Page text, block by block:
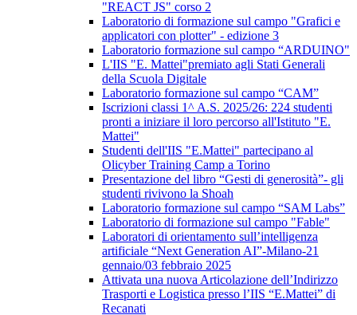
"REACT JS" corso 2
Laboratorio di formazione sul campo "Grafici e
applicatori con plotter" - edizione 3
Laboratorio formazione sul campo “ARDUINO"
L'IIS "E. Mattei"premiato agli Stati Generali
della Scuola Digitale
Laboratorio formazione sul campo “CAM”
Iscrizioni classi 1^ A.S. 2025/26: 224 studenti
pronti a iniziare il loro percorso all'Istituto "E.
Mattei"
Studenti dell'IIS "E.Mattei" partecipano al
Olicyber Training Camp a Torino
Presentazione del libro “Gesti di generosità”- gli
studenti rivivono la Shoah
Laboratorio formazione sul campo “SAM Labs”
Laboratorio di formazione sul campo "Fable"
Laboratori di orientamento sull’intelligenza
artificiale “Next Generation AI”-Milano-21
gennaio/03 febbraio 2025
Attivata una nuova Articolazione dell’Indirizzo
Trasporti e Logistica presso l’IIS “E.Mattei” di
Recanati